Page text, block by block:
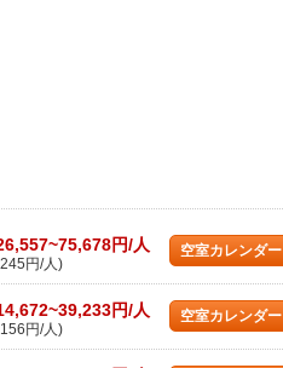
円/人
円/人)
空室カレンダー
円/人
円/人)
空室カレンダー